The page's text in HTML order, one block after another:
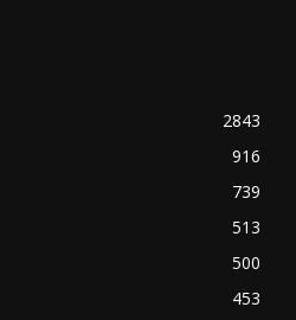
2843
916
739
513
500
453